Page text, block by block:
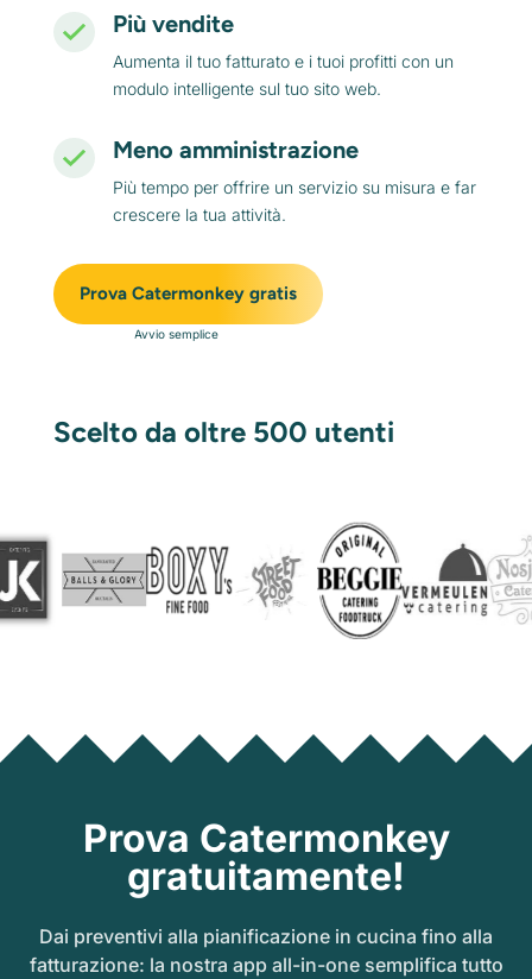
Più vendite
Aumenta il tuo fatturato e i tuoi profitti con un
modulo intelligente sul tuo sito web.
Meno amministrazione
Più tempo per offrire un servizio su misura e far
crescere la tua attività.
Prova Catermonkey gratis
Avvio semplice
Scelto da oltre 500 utenti
Prova Catermonkey
gratuitamente!
Dai preventivi alla pianificazione in cucina fino alla
fatturazione: la nostra app all-in-one semplifica tutto